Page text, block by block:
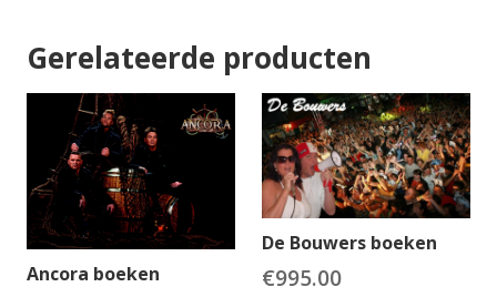
Gerelateerde producten
Ancora boeken
De Bouwers boeken
€995.00